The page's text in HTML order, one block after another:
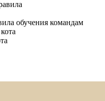
обучения командам